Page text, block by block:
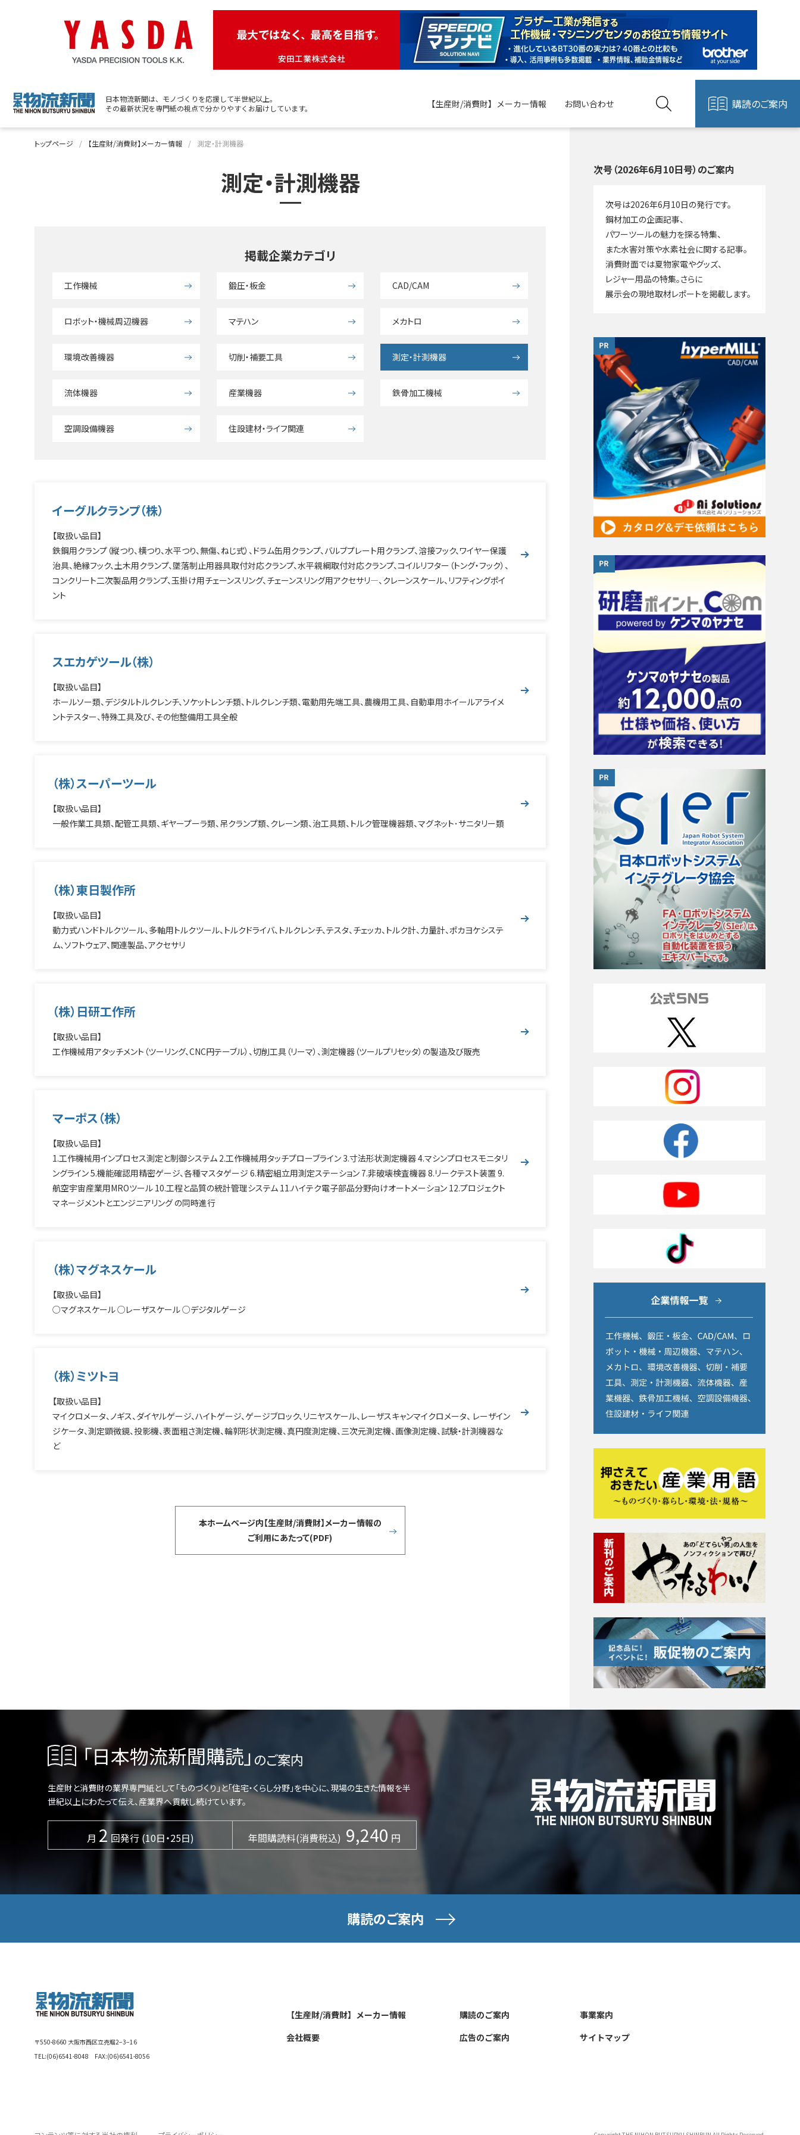
日本物流新聞は、モノづくりを応援して半世紀以上。
その最新状況を専門紙の視点で分かりやすくお届けしています。
【生産財/消費財】メーカー情報 お問い合わせ 購読のご案内
トップページ 【生産財/消費財】メーカー情報 測定・計測機器
測定・計測機器
掲載企業カテゴリ
工作機械 鍛圧・板金 CAD/CAM
ロボット・機械周辺機器 マテハン メカトロ
環境改善機器 切削・補要工具 測定・計測機器
流体機器 産業機器 鉄骨加工機械
空調設備機器 住設建材・ライフ関連
イーグルクランプ（株）
【取扱い品目】
鉄鋼用クランプ（縦つり、横つり、水平つり、無傷、ねじ式）、ドラム缶用クランプ、バルブプレート用クランプ、溶接フック、ワイヤー保護
治具、絶縁フック、土木用クランプ、墜落制止用器具取付対応クランプ、水平親綱取付対応クランプ、コイルリフター（トング・フック）、
コンクリート二次製品用クランプ、玉掛け用チェーンスリング、チェーンスリング用アクセサリ―、クレーンスケール、リフティングポイ
ント
スエカゲツール（株）
【取扱い品目】
ホールソー類、デジタルトルクレンチ、ソケットレンチ類、トルクレンチ類、電動用先端工具、農機用工具、自動車用ホイールアライメ
ントテスター、特殊工具及び、その他整備用工具全般
（株）スーパーツール
【取扱い品目】
一般作業工具類、配管工具類、ギヤープーラ類、吊クランプ類、クレーン類、治工具類、トルク管理機器類、マグネット･サニタリー類
（株）東日製作所
【取扱い品目】
動力式ハンドトルクツール、多軸用トルクツール、トルクドライバ、トルクレンチ、テスタ、チェッカ、トルク計、力量計、ポカヨケシステ
ム、ソフトウェア、関連製品、アクセサリ
（株）日研工作所
【取扱い品目】
工作機械用アタッチメント（ツーリング、CNC円テーブル）、切削工具（リーマ）、測定機器（ツールプリセッタ）の製造及び販売
マーポス（株）
【取扱い品目】
1.工作機械用インプロセス測定と制御システム 2.工作機械用タッチプローブライン 3.寸法形状測定機器 4.マシンプロセスモニタリ
ングライン 5.機能確認用精密ゲージ、各種マスタゲージ 6.精密組立用測定ステーション 7.非破壊検査機器 8.リークテスト装置 9.
航空宇宙産業用MROツール 10.工程と品質の統計管理システム 11.ハイテク電子部品分野向けオートメーション 12.プロジェクト
マネージメントとエンジニアリング の同時進行
（株）マグネスケール
【取扱い品目】
○マグネスケール ○レーザスケール ○デジタルゲージ
（株）ミツトヨ
【取扱い品目】
マイクロメータ、ノギス、ダイヤルゲージ、ハイトゲージ、ゲージブロック、リニヤスケール、レーザスキャンマイクロメータ、 レーザイン
ジケータ、測定顕微鏡、投影機、表面粗さ測定機、輪郭形状測定機、真円度測定機、三次元測定機、画像測定機、試験・計測機器な
ど
本ホームページ内【生産財/消費財】メーカー情報の
ご利用にあたって(PDF)
次号（2026年6月10日号）のご案内
次号は2026年6月10日の発行です。
鋼材加工の企画記事、
パワーツールの魅力を探る特集、
また水害対策や水素社会に関する記事。
消費財面では夏物家電やグッズ、
レジャー用品の特集。さらに
展示会の現地取材レポートを掲載します。
「日本物流新聞購読」 のご案内
生産財と消費財の業界専門紙として「ものづくり」と「住宅・くらし分野」を中心に、現場の生きた情報を半
世紀以上にわたって伝え、産業界へ貢献し続けています。
月 2 回発行 (10日・25日) 年間購読料(消費税込) 9,240 円
購読のご案内
〒550-8660 大阪市西区立売堀2−3−16
TEL:(06)6541-8048 FAX:(06)6541-8056
【生産財/消費財】メーカー情報
会社概要
購読のご案内
広告のご案内
事業案内
サイトマップ